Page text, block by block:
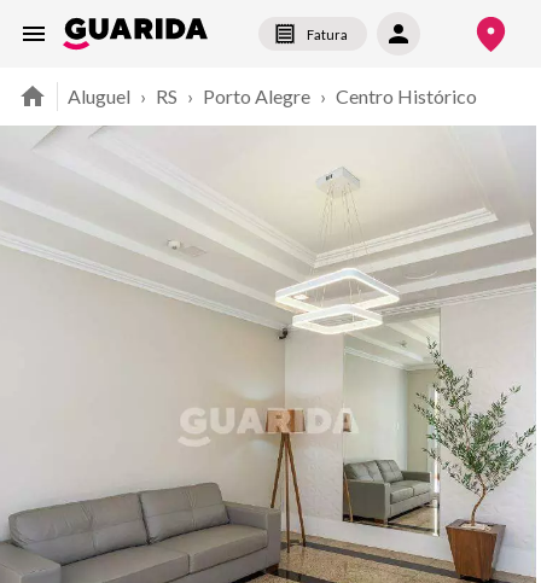
Fatura
Aluguel › RS › Porto Alegre › Centro Histórico